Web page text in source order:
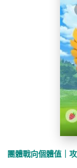
團體戰向個體值｜